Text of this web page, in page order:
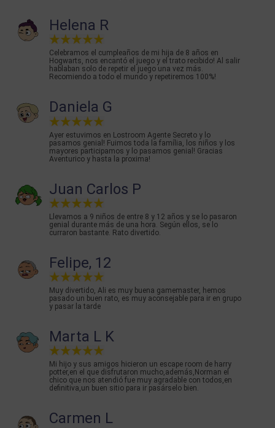
Helena R
Celebramos el cumpleaños de mi hija de 8 años en
Hogwarts, nos encantó el juego y el trato recibido! Al salir
hablaban solo de repetir el juego una vez más.
Recomiendo a todo el mundo y repetiremos 100%!
Daniela G
Ayer estuvimos en Lostroom Agente Secreto y lo
pasamos genial! Fuimos toda la família, los niños y los
mayores participamos y lo pasamos genial! Gracias
Aventurico y hasta la proxima!
Juan Carlos P
Llevamos a 9 niños de entre 8 y 12 años y se lo pasaron
genial durante más de una hora. Según ellos, se lo
curraron bastante. Rato divertido.
Felipe, 12
Muy divertido, Ali es muy buena gamemaster, hemos
pasado un buen rato, es muy aconsejable para ir en grupo
y pasar la tarde
Marta L K
Mi hijo y sus amigos hicieron un escape room de harry
potter,en el que disfrutaron mucho,además,Norman el
chico que nos atendió fue muy agradable con todos,en
definitiva,un buen sitio para ir pasárselo bien.
Carmen L